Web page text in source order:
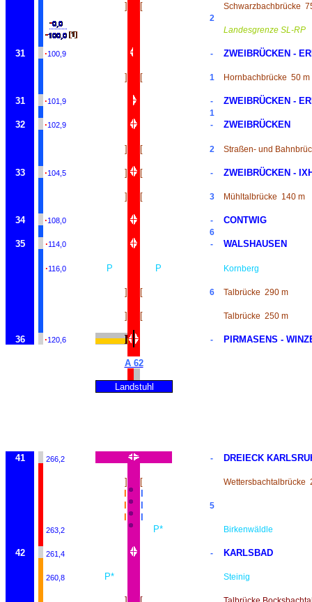
] [ Schwarzbachbrücke
2
Landesgrenze SL-RP
31 ·100,9 - ZWEIBRÜCKEN -
] [ 1 Hornbachbrücke 50 m
31 ·101,9 - ZWEIBRÜCKEN -
1
32 ·102,9 - ZWEIBRÜCKEN
] [ 2 Straßen- und
33 ·104,5 ] [ - ZWEIBRÜCKEN -
] [ 3 Mühltalbrücke 140 m
34 ·108,0 - CONTWIG
6
35 ·114,0 - WALSHAUSEN
·116,0 P P Kornberg
] [ 6 Talbrücke 290 m
] [ Talbrücke 250 m
36 ·120,6 - PIRMASENS -
A 62
Landstuhl
41 266,2 - DREIECK
] [ Wettersbachtalbrücke
5
263,2 P* Birkenwäldle
42 261,4 - KARLSBAD
260,8 P* Steinig